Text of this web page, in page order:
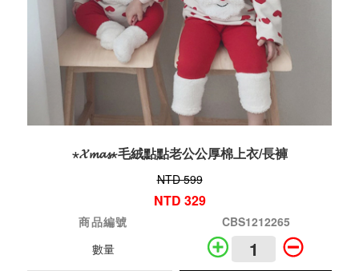
⋆𝓧𝓶𝓪𝓼⋆毛絨點點老公公厚棉上衣/長褲
NTD 599
NTD 329
商品編號
CBS1212265
數量